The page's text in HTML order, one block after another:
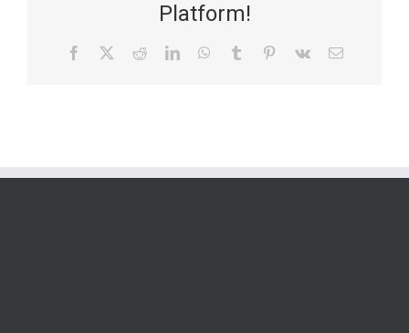
Platform!
Facebook RedditLinkedInWhatsApp
Tumblr Pinterest
Vk Email